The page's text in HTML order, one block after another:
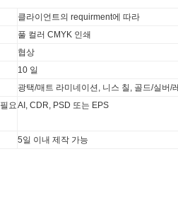
클라이언트의 requirment에 따라
풀 컬러 CMYK 인쇄
협상
10 일
광택/매트 라미네이션, 니스 칠, 골드/실버/
요AI, CDR, PSD 또는 EPS
5일 이내 제작 가능